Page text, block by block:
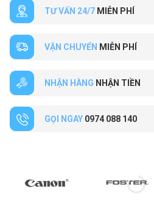
TƯ VẤN 24/7 MIỄN PHÍ
VẬN CHUYỂN MIỄN PHÍ
NHẬN HÀNG NHẬN TIỀN
GỌI NGAY 0974 088 140